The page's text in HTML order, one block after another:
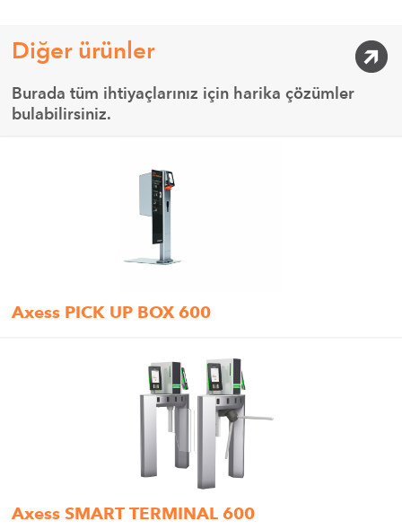
Diğer ürünler
Burada tüm ihtiyaçlarınız için harika çözümler
bulabilirsiniz.
Axess PICK UP BOX 600
Axess SMART TERMINAL 600